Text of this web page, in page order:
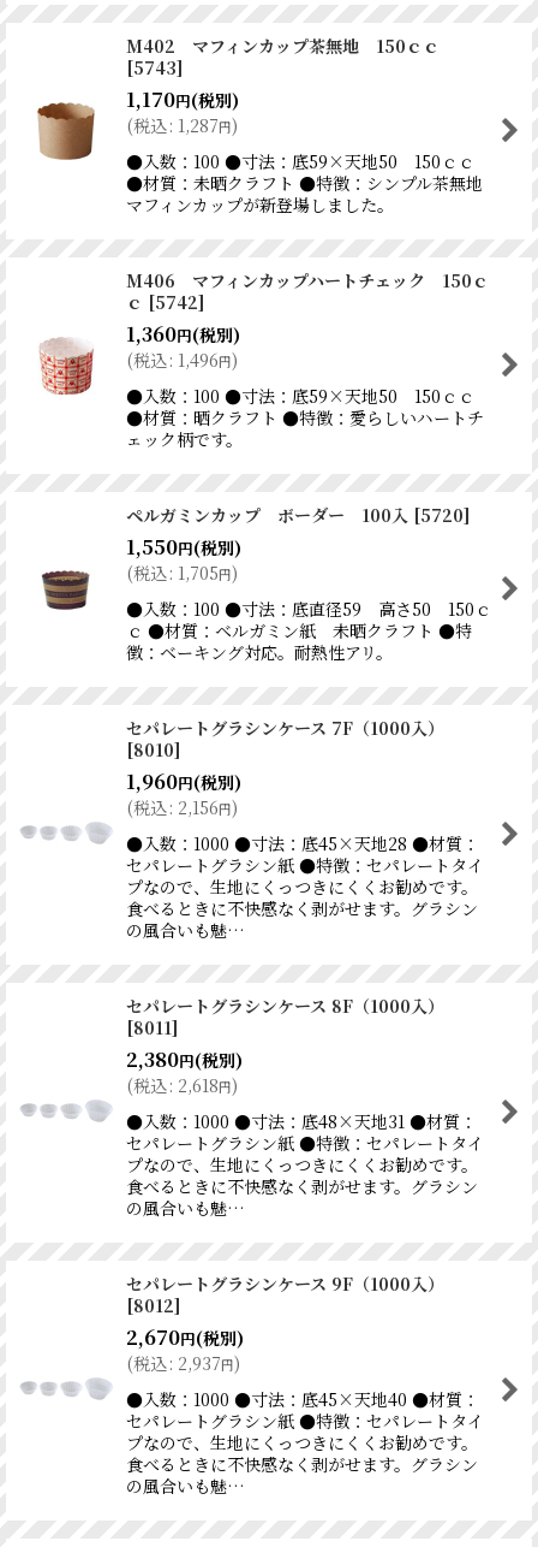
M402 マフィンカップ茶無地 150ｃｃ
[5743]
1,170円(税別)
(税込: 1,287円)
●入数：100 ●寸法：底59×天地50 150ｃｃ
●材質：未晒クラフト ●特徴：シンプル茶無地
マフィンカップが新登場しました。
M406 マフィンカップハートチェック 150ｃ
ｃ [5742]
1,360円(税別)
(税込: 1,496円)
●入数：100 ●寸法：底59×天地50 150ｃｃ
●材質：晒クラフト ●特徴：愛らしいハートチ
ェック柄です。
ペルガミンカップ ボーダー 100入 [5720]
1,550円(税別)
(税込: 1,705円)
●入数：100 ●寸法：底直径59 高さ50 150ｃ
ｃ ●材質：ベルガミン紙 未晒クラフト ●特
徴：ベーキング対応。耐熱性アリ。
セパレートグラシンケース 7F（1000入）
[8010]
1,960円(税別)
(税込: 2,156円)
●入数：1000 ●寸法：底45×天地28 ●材質：
セパレートグラシン紙 ●特徴：セパレートタイ
プなので、生地にくっつきにくくお勧めです。
食べるときに不快感なく剥がせます。グラシン
の風合いも魅…
セパレートグラシンケース 8F（1000入）
[8011]
2,380円(税別)
(税込: 2,618円)
●入数：1000 ●寸法：底48×天地31 ●材質：
セパレートグラシン紙 ●特徴：セパレートタイ
プなので、生地にくっつきにくくお勧めです。
食べるときに不快感なく剥がせます。グラシン
の風合いも魅…
セパレートグラシンケース 9F（1000入）
[8012]
2,670円(税別)
(税込: 2,937円)
●入数：1000 ●寸法：底45×天地40 ●材質：
セパレートグラシン紙 ●特徴：セパレートタイ
プなので、生地にくっつきにくくお勧めです。
食べるときに不快感なく剥がせます。グラシン
の風合いも魅…